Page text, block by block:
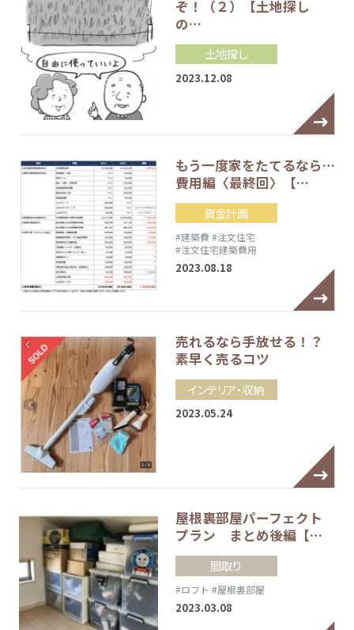
ぞ！（２）【土地探し
の…
土地探し
2023.12.08
もう一度家をたてるなら…
費用編〈最終回〉【…
資金計画
#建築費 #注文住宅
#注文住宅建築費用
2023.08.18
売れるなら手放せる！？
素早く売るコツ
インテリア・収納
2023.05.24
屋根裏部屋パーフェクト
プラン まとめ後編【…
間取り
#ロフト #屋根裏部屋
2023.03.08